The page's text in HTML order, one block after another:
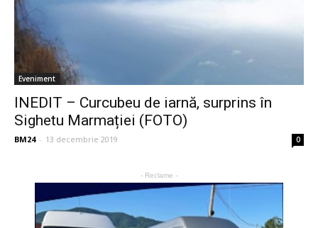
Eveniment
INEDIT – Curcubeu de iarnă, surprins în
Sighetu Marmației (FOTO)
BM24 - 13 decembrie 2019 0
- Reclame -